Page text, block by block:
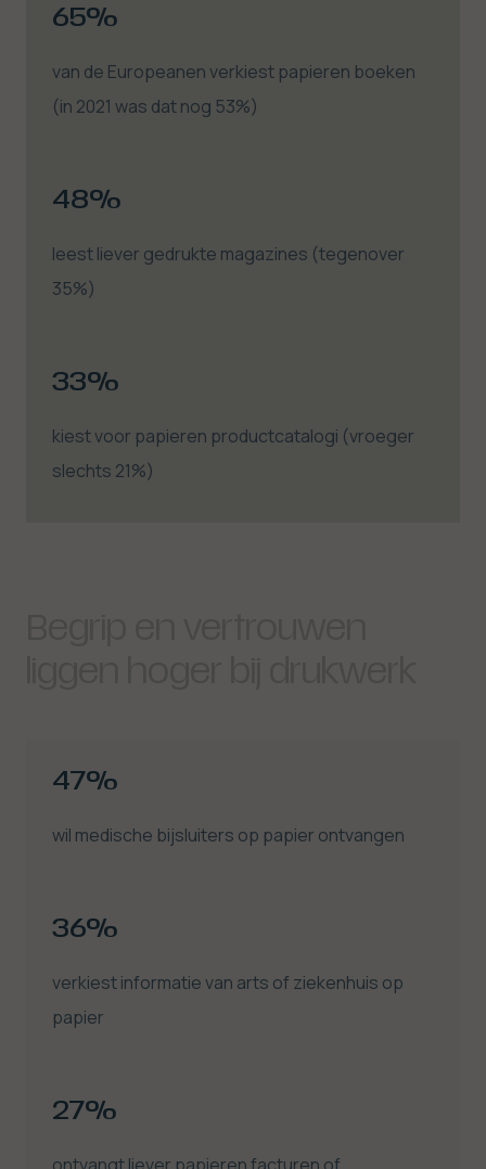
65%
van de Europeanen verkiest papieren boeken
(in 2021 was dat nog 53%)
48%
leest liever gedrukte magazines (tegenover
35%)
33%
kiest voor papieren productcatalogi (vroeger
slechts 21%)
47%
wil medische bijsluiters op papier ontvangen
36%
verkiest informatie van arts of ziekenhuis op
papier
27%